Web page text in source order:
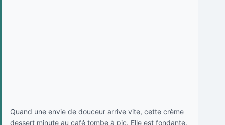
Quand une envie de douceur arrive vite, cette crème
dessert minute au café tombe à pic. Elle est fondante,